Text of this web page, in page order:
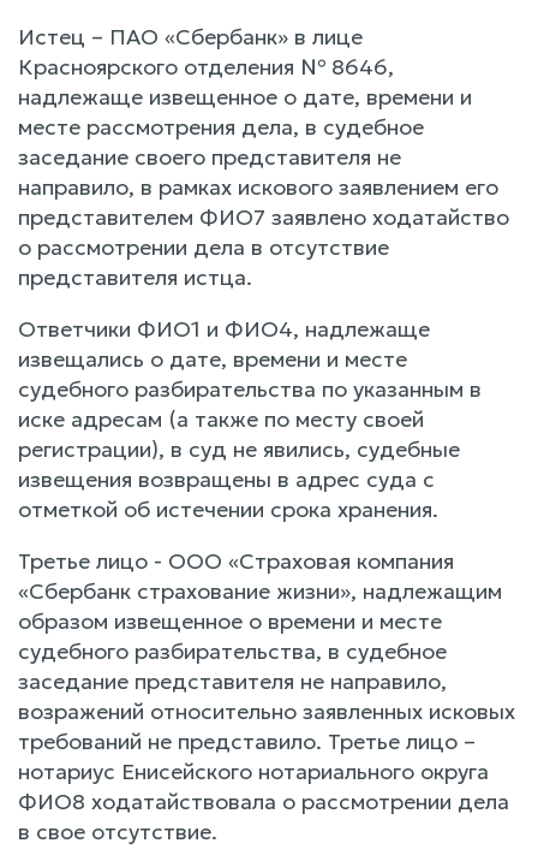
Истец – ПАО «Сбербанк» в лице
Красноярского отделения № 8646,
надлежаще извещенное о дате, времени и
месте рассмотрения дела, в судебное
заседание своего представителя не
направило, в рамках искового заявлением его
представителем ФИО7 заявлено ходатайство
о рассмотрении дела в отсутствие
представителя истца.
Ответчики ФИО1 и ФИО4, надлежаще
извещались о дате, времени и месте
судебного разбирательства по указанным в
иске адресам (а также по месту своей
регистрации), в суд не явились, судебные
извещения возвращены в адрес суда с
отметкой об истечении срока хранения.
Третье лицо - ООО «Страховая компания
«Сбербанк страхование жизни», надлежащим
образом извещенное о времени и месте
судебного разбирательства, в судебное
заседание представителя не направило,
возражений относительно заявленных исковых
требований не представило. Третье лицо –
нотариус Енисейского нотариального округа
ФИО8 ходатайствовала о рассмотрении дела
в свое отсутствие.